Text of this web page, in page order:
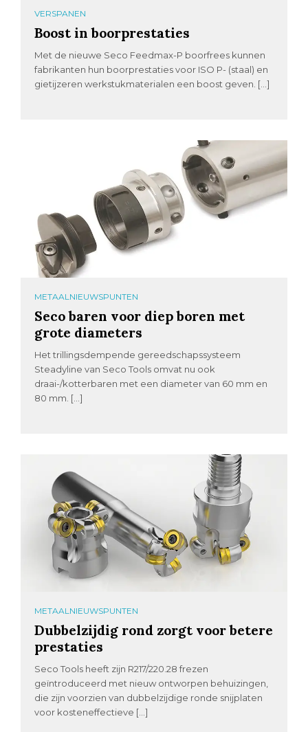
VERSPANEN
Boost in boorprestaties
Met de nieuwe Seco Feedmax-P boorfrees kunnen
fabrikanten hun boorprestaties voor ISO P- (staal) en
gietijzeren werkstukmaterialen een boost geven. […]
METAALNIEUWSPUNTEN
Seco baren voor diep boren met
grote diameters
Het trillingsdempende gereedschapssysteem
Steadyline van Seco Tools omvat nu ook
draai-/kotterbaren met een diameter van 60 mm en
80 mm. […]
METAALNIEUWSPUNTEN
Dubbelzijdig rond zorgt voor betere
prestaties
Seco Tools heeft zijn R217/220.28 frezen
geïntroduceerd met nieuw ontworpen behuizingen,
die zijn voorzien van dubbelzijdige ronde snijplaten
voor kosteneffectieve […]